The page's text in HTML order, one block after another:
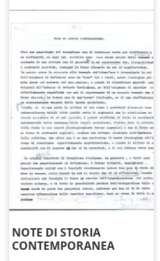
NOTE DI STORIA
CONTEMPORANEA